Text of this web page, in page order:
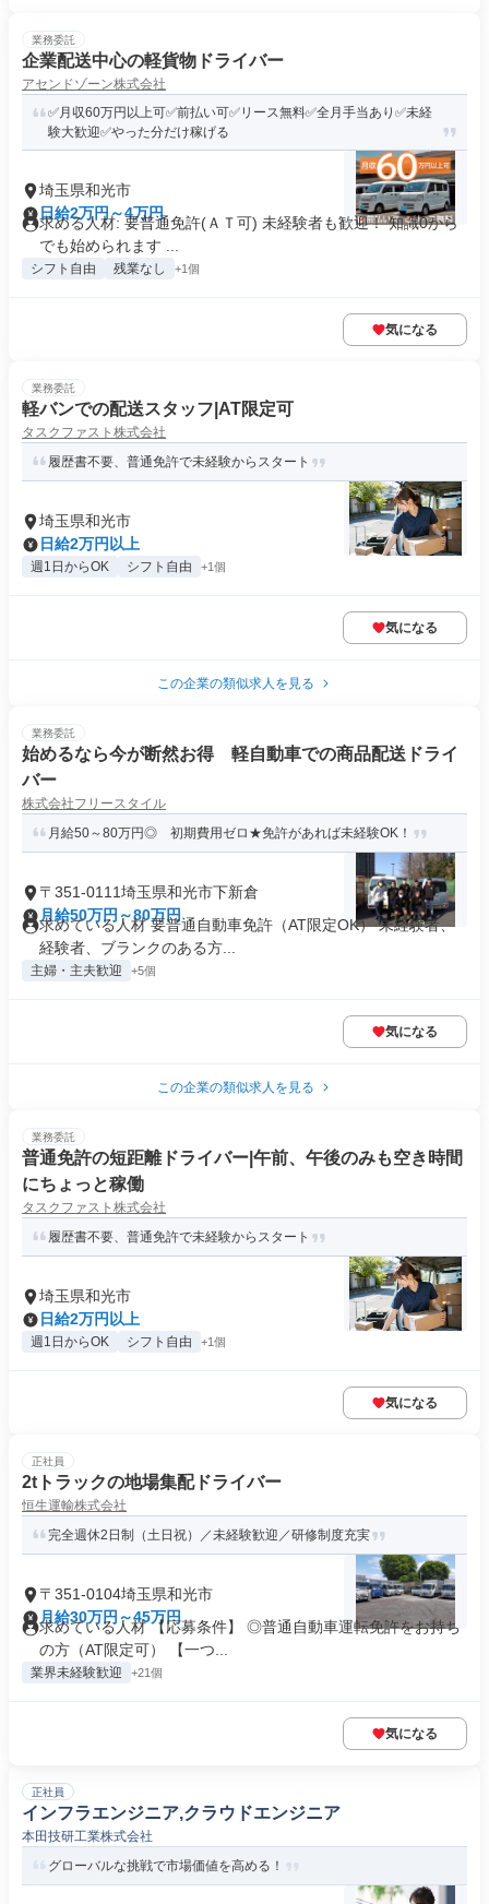
業務委託
企業配送中心の軽貨物ドライバー
アセンドゾーン株式会社
✅月収60万円以上可✅前払い可✅リース無料✅全月手当あり✅未経
験大歓迎✅やった分だけ稼げる
埼玉県和光市
日給2万円～4万円
求める人材: 要普通免許(ＡＴ可) 未経験者も歓迎！ 知識0から
でも始められます ...
シフト自由 残業なし +1個
気になる
業務委託
軽バンでの配送スタッフ|AT限定可
タスクファスト株式会社
履歴書不要、普通免許で未経験からスタート
埼玉県和光市
日給2万円以上
週1日からOK シフト自由 +1個
気になる
この企業の類似求人を見る
業務委託
始めるなら今が断然お得 軽⾃動⾞での商品配送ドライ
バー
株式会社フリースタイル
月給50～80万円◎ 初期費用ゼロ★免許があれば未経験OK！
〒351-0111埼玉県和光市下新倉
月給50万円～80万円
求めている人材 要普通自動車免許（AT限定OK） 未経験者、
経験者、ブランクのある方...
主婦・主夫歓迎 +5個
気になる
この企業の類似求人を見る
業務委託
普通免許の短距離ドライバー|午前、午後のみも空き時間
にちょっと稼働
タスクファスト株式会社
履歴書不要、普通免許で未経験からスタート
埼玉県和光市
日給2万円以上
週1日からOK シフト自由 +1個
気になる
正社員
2tトラックの地場集配ドライバー
恒生運輸株式会社
完全週休2日制（土日祝）／未経験歓迎／研修制度充実
〒351-0104埼玉県和光市
月給30万円～45万円
求めている人材 【応募条件】 ◎普通自動車運転免許をお持ち
の方（AT限定可） 【一つ...
業界未経験歓迎 +21個
気になる
正社員
インフラエンジニア,クラウドエンジニア
本田技研工業株式会社
グローバルな挑戦で市場価値を高める！